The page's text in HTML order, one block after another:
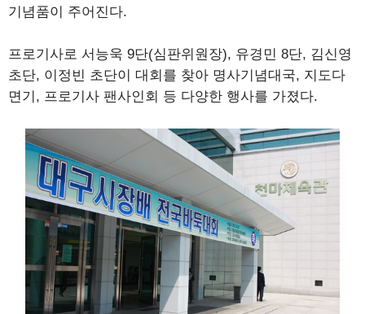
기념품이 주어진다.
프로기사로 서능욱 9단(심판위원장), 유경민 8단, 김신영
초단, 이정빈 초단이 대회를 찾아 명사기념대국, 지도다
면기, 프로기사 팬사인회 등 다양한 행사를 가졌다.